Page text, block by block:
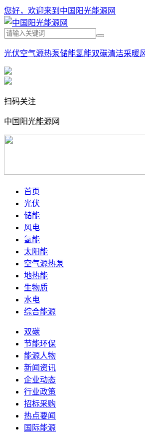
您好，欢迎来到中国阳光能源网
光伏空气源热泵储能氢能双碳清洁采暖
扫码关注
中国阳光能源网
首页
光伏
储能
风电
氢能
太阳能
空气源热泵
地热能
生物质
水电
综合能源
双碳
节能环保
能源人物
新闻资讯
企业动态
行业政策
招标采购
热点要闻
国际能源